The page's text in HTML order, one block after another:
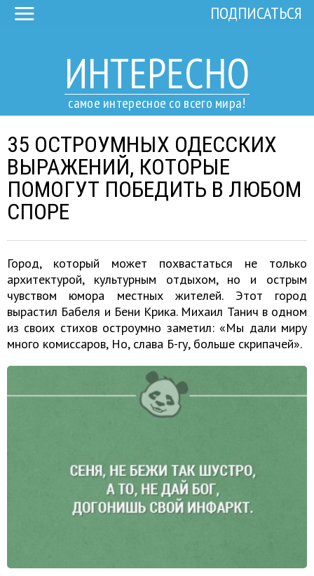
ИНТЕРЕСНО
самое интересное со всего мира!
ПОДПИСАТЬСЯ
35 ОСТРОУМНЫХ ОДЕССКИХ
ВЫРАЖЕНИЙ, КОТОРЫЕ
ПОМОГУТ ПОБЕДИТЬ В ЛЮБОМ
СПОРЕ
Город, который может похвастаться не только
архитектурой, культурным отдыхом, но и острым
чувством юмора местных жителей. Этот город
вырастил Бабеля и Бени Крика. Михаил Танич в одном
из своих стихов остроумно заметил: «Мы дали миру
много комиссаров, Но, слава Б-гу, больше скрипачей».